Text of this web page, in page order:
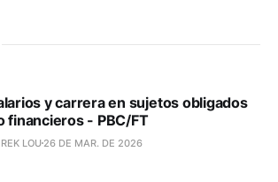
y carrera en sujetos obligados
financieros - PBC/FT
LOU 26 DE MAR. DE 2026